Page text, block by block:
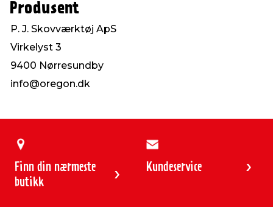
Produsent
P. J. Skovværktøj ApS
Virkelyst 3
9400 Nørresundby
info@oregon.dk
Finn din nærmeste
butikk
Kundeservice